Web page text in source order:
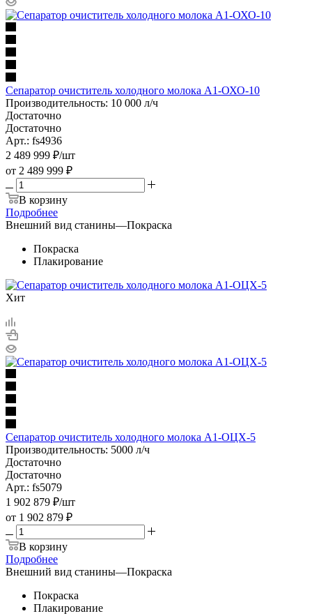
Сепаратор очиститель холодного молока А1-ОХО-10
Производительность: 10 000 л/ч
Достаточно
Достаточно
Арт.: fs4936
2 489 999 ₽/шт
от 2 489 999 ₽
В корзину
Подробнее
Внешний вид станины—Покраска
Покраска
Плакирование
Хит
Сепаратор очиститель холодного молока А1-ОЦХ-5
Производительность: 5000 л/ч
Достаточно
Достаточно
Арт.: fs5079
1 902 879 ₽/шт
от 1 902 879 ₽
В корзину
Подробнее
Внешний вид станины—Покраска
Покраска
Плакирование